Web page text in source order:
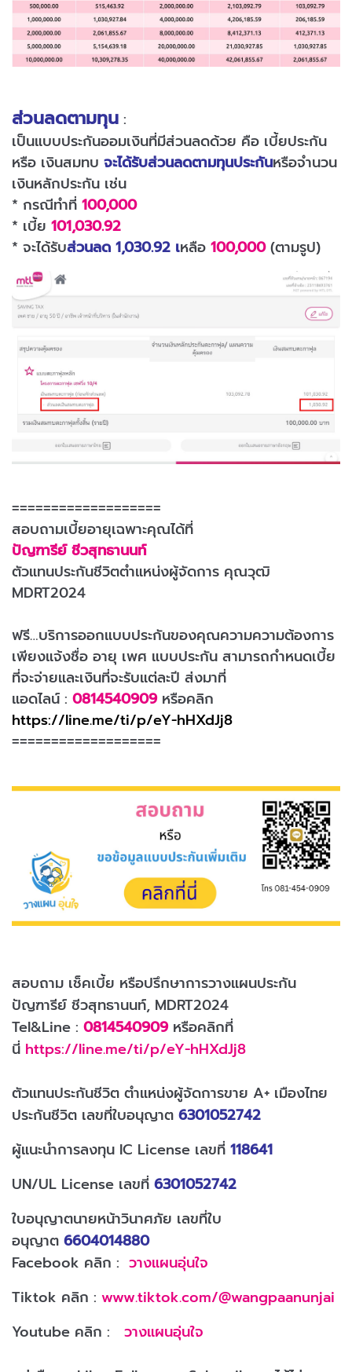
ส่วนลดตามทุน :
เป็นแบบประกันออมเงินที่มีส่วนลดด้วย คือ เบี้ยประกัน
หรือ เงินสมทบ จะได้รับส่วนลดตามทุนประกันหรือจำนวน
เงินหลักประกัน เช่น
* กรณีทำที่ 100,000
* เบี้ย 101,030.92
* จะได้รับส่วนลด 1,030.92 เหลือ 100,000 (ตามรูป)
===================
สอบถามเบี้ยอายุเฉพาะคุณได้ที่
ปัญฑารีย์ ชีวสุทธานนท์
ตัวแทนประกันชีวิตตำแหน่งผู้จัดการ คุณวุฒิ
MDRT2024
ฟรี…บริการออกแบบประกันของคุณความความต้องการ
เพียงแจ้งชื่อ อายุ เพศ แบบประกัน สามารถกำหนดเบี้ย
ที่จะจ่ายและเงินที่จะรับแต่ละปี ส่งมาที่
แอดไลน์ : 0814540909หรือคลิก
https://line.me/ti/p/eY-hHXdJj8
===================
สอบถาม เช็คเบี้ย หรือปรึกษาการวางแผนประกัน
ปัญฑารีย์ ชีวสุทธานนท์, MDRT2024
Tel&Line : 0814540909 หรือคลิกที่
นี่ https://line.me/ti/p/eY-hHXdJj8
ตัวแทนประกันชีวิต ตำแหน่งผู้จัดการขาย A+ เมืองไทย
ประกันชีวิต เลขที่ใบอนุญาต 6301052742
ผู้แนะนำการลงทุน IC License เลขที่ 118641
UN/UL License เลขที่ 6301052742
ใบอนุญาตนายหน้าวินาศภัย เลขที่ใบ
อนุญาต 6604014880
Facebook คลิก : วางแผนอุ่นใจ
Tiktok คลิก : www.tiktok.com/@wangpaanunjai
Youtube คลิก : วางแผนอุ่นใจ